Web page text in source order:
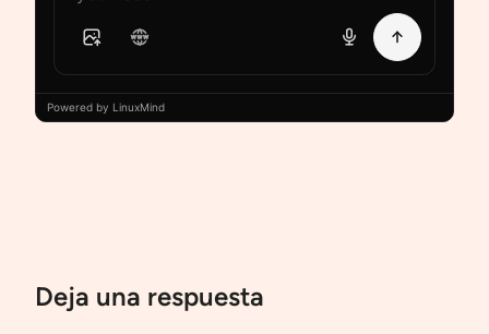
Powered by LinuxMind
Deja una respuesta